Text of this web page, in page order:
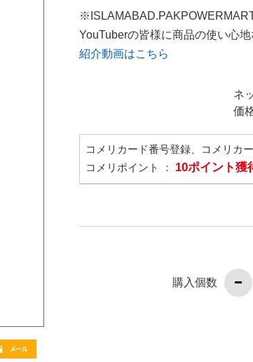
YouTuberの皆様に商品の使い心
紹介動画はこちら
ネ
価
コメリカード番号登録、コメリカ
コメリポイント ： 10ポイント獲
購入個数